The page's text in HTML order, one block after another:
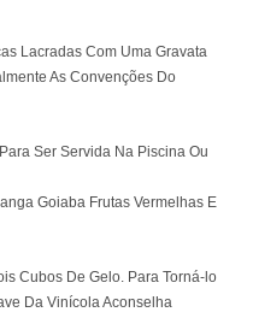
Lacradas Com Uma Gravata
As Convenções Do
Ser Servida Na Piscina Ou
Goiaba Frutas Vermelhas E
Cubos De Gelo. Para Torná-lo
Da Vinícola Aconselha